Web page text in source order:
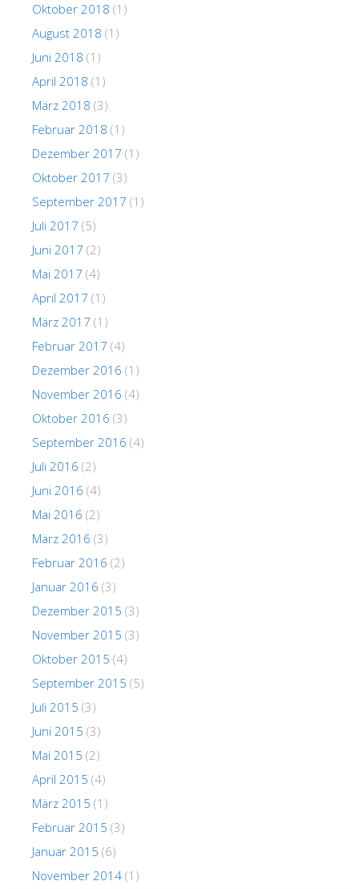
Oktober 2018 (1)
August 2018 (1)
Juni 2018 (1)
April 2018 (1)
März 2018 (3)
Februar 2018 (1)
Dezember 2017 (1)
Oktober 2017 (3)
September 2017 (1)
Juli 2017 (5)
Juni 2017 (2)
Mai 2017 (4)
April 2017 (1)
März 2017 (1)
Februar 2017 (4)
Dezember 2016 (1)
November 2016 (4)
Oktober 2016 (3)
September 2016 (4)
Juli 2016 (2)
Juni 2016 (4)
Mai 2016 (2)
März 2016 (3)
Februar 2016 (2)
Januar 2016 (3)
Dezember 2015 (3)
November 2015 (3)
Oktober 2015 (4)
September 2015 (5)
Juli 2015 (3)
Juni 2015 (3)
Mai 2015 (2)
April 2015 (4)
März 2015 (1)
Februar 2015 (3)
Januar 2015 (6)
November 2014 (1)